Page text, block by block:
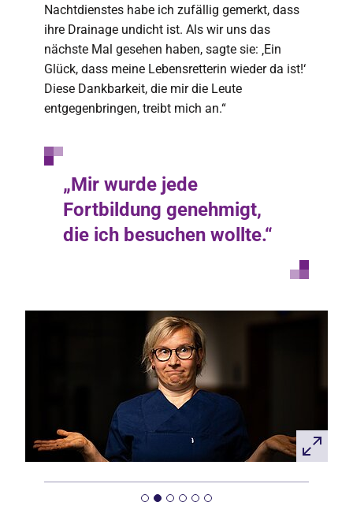
Nachtdienstes habe ich zufällig gemerkt, dass
ihre Drainage undicht ist. Als wir uns das
nächste Mal gesehen haben, sagte sie: ‚Ein
Glück, dass meine Lebensretterin wieder da ist!‘
Diese Dankbarkeit, die mir die Leute
entgegenbringen, treibt mich an.“
„Mir wurde jede
Fortbildung genehmigt,
die ich besuchen wollte.“